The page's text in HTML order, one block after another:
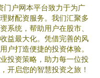
门户网本平台致力于为广
财配资服务。我们汇聚多
系统，帮助用户在股市、
益最大化。凭借完善的风
户打造便捷的投资体验。
投资策略，助力每一位投
开启您的智慧投资之旅！